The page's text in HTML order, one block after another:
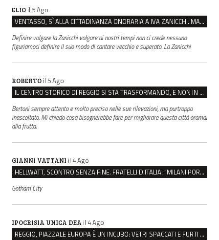
ELIO il 5 Ago
VENTASSO, SÌ ALLA CITTADINANZA ONORARIA A IVA ZANICCHI. MA BARGIACCHI: “È DI PESSIMO GUSTO”
Definire volgare la Zanicchi volgare ai nostri tempi non ci crede nessuno
figuriamoci definire il suo modo di cantare vecchio e superato. La Zanicchi
ROBERTO il 5 Ago
IL CENTRO STORICO DI REGGIO SI STA TRASFORMANDO, E NON IN MEGLIO
Bertoni sempre attento e molto preciso nelle sue rilevazioni, ma purtroppo
inascoltato. Mi chiedo cosa bisognerebbe fare per migliorare questa città oramai
alla frutta.
GIANNI VATTANI il 4 Ago
HELLWATT, SCONTRO SENZA FINE. FRATELLI D’ITALIA: “MILANI PORTA DOCUMENTI, DE FRANCO INSULTI”
Gotham City
IPOCRISIA UNICA DEA il 4 Ago
REGGIO, PIAZZALE EUROPA È UN INCUBO: VETRI SPACCATI E FURTI SULLE AUTO IN SOSTA